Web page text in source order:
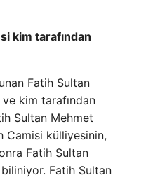
kim tarafından
Fatih Sultan
kim tarafından
Sultan Mehmet
Camisi külliyesinin,
Fatih Sultan
biliniyor. Fatih Sultan